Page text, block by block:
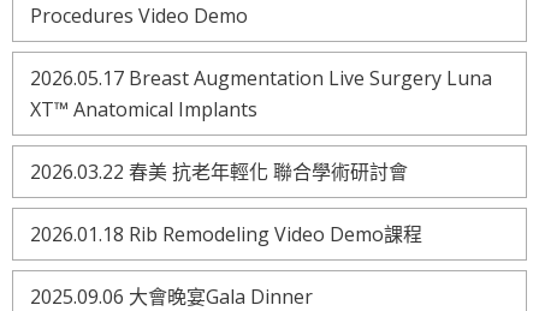
Procedures Video Demo
2026.05.17 Breast Augmentation Live Surgery Luna
XT™ Anatomical Implants
2026.03.22 春美 抗老年輕化 聯合學術研討會
2026.01.18 Rib Remodeling Video Demo課程
2025.09.06 大會晚宴Gala Dinner